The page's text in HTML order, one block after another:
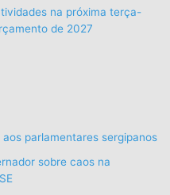
na próxima terça-
de 2027
parlamentares sergipanos
sobre caos na